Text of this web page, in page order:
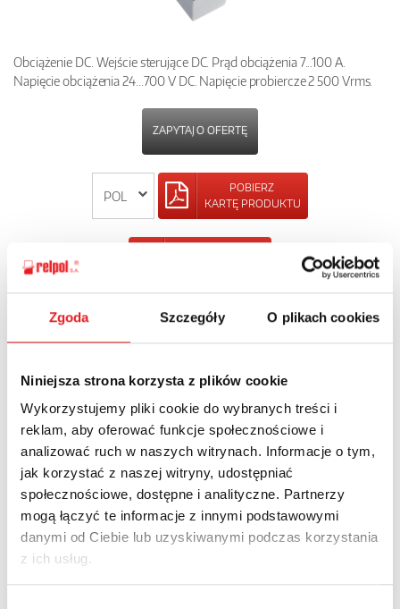
Zgoda Szczegóły O plikach cookies
Niniejsza strona korzysta z plików cookie
Wykorzystujemy pliki cookie do wybranych treści i
reklam, aby oferować funkcje społecznościowe i
analizować ruch w naszych witrynach. Informacje o tym,
jak korzystać z naszej witryny, udostępniać
społecznościowe, dostępne i analityczne. Partnerzy
mogą łączyć te informacje z innymi podstawowymi
danymi od Ciebie lub uzyskiwanymi podczas korzystania
z ich usług.
Obciążenie DC. Wejście sterujące DC. Prąd obciążenia 7...100 A.
Napięcie obciążenia 24...700 V DC. Napięcie probiercze 2 500 Vrms.
ZAPYTAJ O OFERTĘ
POBIERZ
KARTĘ PRODUKTU
Imię i nazwisko: *
Adres e-mail: *
Nazwa firmy: